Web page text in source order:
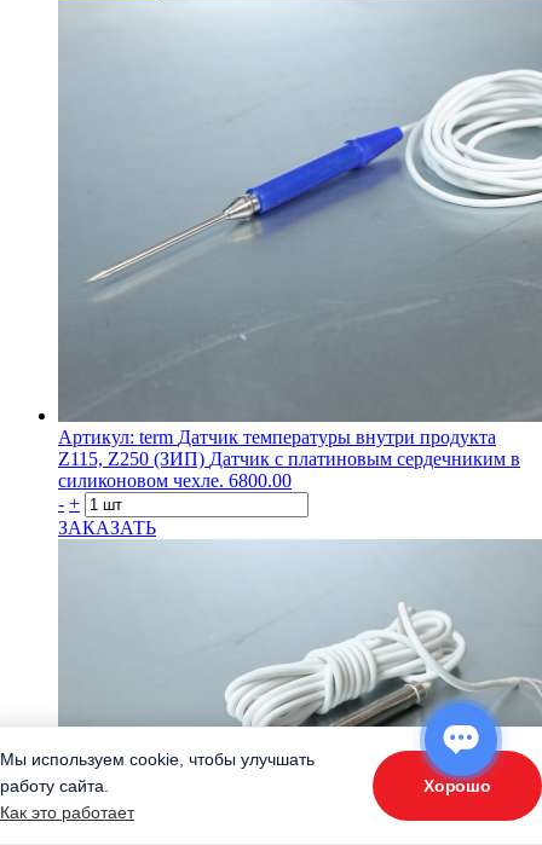
Артикул: term Датчик температуры внутри продукта
Z115, Z250 (ЗИП) Датчик с платиновым сердечниким в
силиконовом чехле. 6800.00
- +
ЗАКАЗАТЬ
Мы используем cookie, чтобы улучшать
работу сайта.
Как это работает
Хорошо
«Подберите оборудование»